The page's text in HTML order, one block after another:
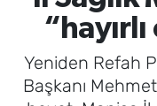
Yeniden Refah
Başkanı
3.SAYFA
EĞİTİM
Süper Lig
Tüm Manşetler